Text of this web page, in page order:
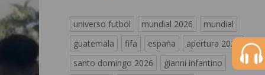
universo futbol mundial 2026
mundial
guatemala
fifa españa
apertura 2026
santo domingo 2026
gianni infantino